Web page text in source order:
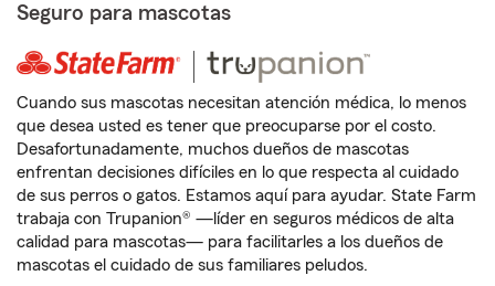
Seguro para mascotas
Cuando sus mascotas necesitan atención médica, lo menos
que desea usted es tener que preocuparse por el costo.
Desafortunadamente, muchos dueños de mascotas
enfrentan decisiones difíciles en lo que respecta al cuidado
de sus perros o gatos. Estamos aquí para ayudar. State Farm
trabaja con Trupanion® —líder en seguros médicos de alta
calidad para mascotas— para facilitarles a los dueños de
mascotas el cuidado de sus familiares peludos.